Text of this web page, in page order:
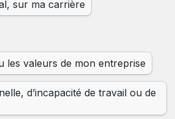
sur ma carrière
les valeurs de mon entreprise
d’incapacité de travail ou de